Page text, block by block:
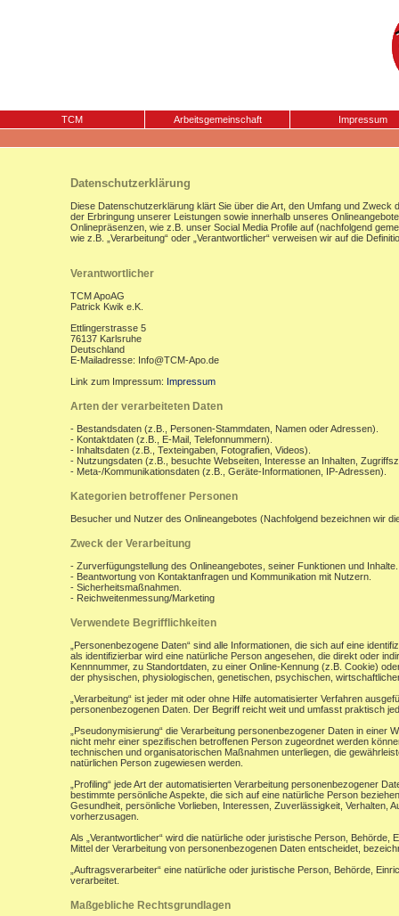
TCM Arbeitsgemeinschaft Impressum
Datenschutzerklärung
Diese Datenschutzerklärung klärt Sie über die Art, den Umfang und
der Erbringung unserer Leistungen sowie innerhalb unseres
Onlinepräsenzen, wie z.B. unser Social Media Profile auf (nachfolgend
wie z.B. „Verarbeitung“ oder „Verantwortlicher“ verweisen wir auf die
Verantwortlicher
TCM ApoAG
Patrick Kwik e.K.
Ettlingerstrasse 5
76137 Karlsruhe
Deutschland
E-Mailadresse: Info@TCM-Apo.de
Link zum Impressum: Impressum
Arten der verarbeiteten Daten
- Bestandsdaten (z.B., Personen-Stammdaten, Namen oder Adressen).
- Kontaktdaten (z.B., E-Mail, Telefonnummern).
- Inhaltsdaten (z.B., Texteingaben, Fotografien, Videos).
- Nutzungsdaten (z.B., besuchte Webseiten, Interesse an Inhalten,
- Meta-/Kommunikationsdaten (z.B., Geräte-Informationen, IP-Adressen).
Kategorien betroffener Personen
Besucher und Nutzer des Onlineangebotes (Nachfolgend bezeichnen wir
Zweck der Verarbeitung
- Zurverfügungstellung des Onlineangebotes, seiner Funktionen und Inhalte.
- Beantwortung von Kontaktanfragen und Kommunikation mit Nutzern.
- Sicherheitsmaßnahmen.
- Reichweitenmessung/Marketing
Verwendete Begrifflichkeiten
„Personenbezogene Daten“ sind alle Informationen, die sich auf eine
als identifizierbar wird eine natürliche Person angesehen, die direkt oder
Kennnummer, zu Standortdaten, zu einer Online-Kennung (z.B. Cookie)
der physischen, physiologischen, genetischen, psychischen,
„Verarbeitung“ ist jeder mit oder ohne Hilfe automatisierter Verfahren
personenbezogenen Daten. Der Begriff reicht weit und umfasst praktisch
„Pseudonymisierung“ die Verarbeitung personenbezogener Daten in
nicht mehr einer spezifischen betroffenen Person zugeordnet werden
technischen und organisatorischen Maßnahmen unterliegen, die
natürlichen Person zugewiesen werden.
„Profiling“ jede Art der automatisierten Verarbeitung personenbezogener
bestimmte persönliche Aspekte, die sich auf eine natürliche Person
Gesundheit, persönliche Vorlieben, Interessen, Zuverlässigkeit, Verhalten,
vorherzusagen.
Als „Verantwortlicher“ wird die natürliche oder juristische Person,
Mittel der Verarbeitung von personenbezogenen Daten entscheidet,
„Auftragsverarbeiter“ eine natürliche oder juristische Person, Behörde,
verarbeitet.
Maßgebliche Rechtsgrundlagen